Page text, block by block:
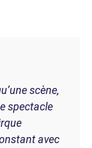
scène,
spectacle
avec